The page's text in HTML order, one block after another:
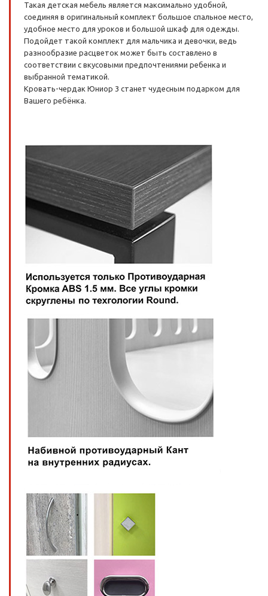
Такая детская мебель является максимально удобной,
соединяя в оригинальный комплект большое спальное место,
удобное место для уроков и большой шкаф для одежды.
Подойдет такой комплект для мальчика и девочки, ведь
разнообразие расцветок может быть составлено в
соответствии с вкусовыми предпочтениями ребенка и
выбранной тематикой.
Кровать-чердак Юниор 3 станет чудесным подарком для
Вашего ребёнка.